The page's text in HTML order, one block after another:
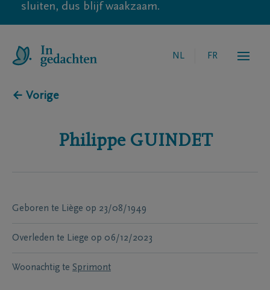
sluiten, dus blijf waakzaam.
NL FR
← Vorige
Philippe GUINDET
Geboren te Liège op 23/08/1949
Overleden te Liege op 06/12/2023
Woonachtig te Sprimont